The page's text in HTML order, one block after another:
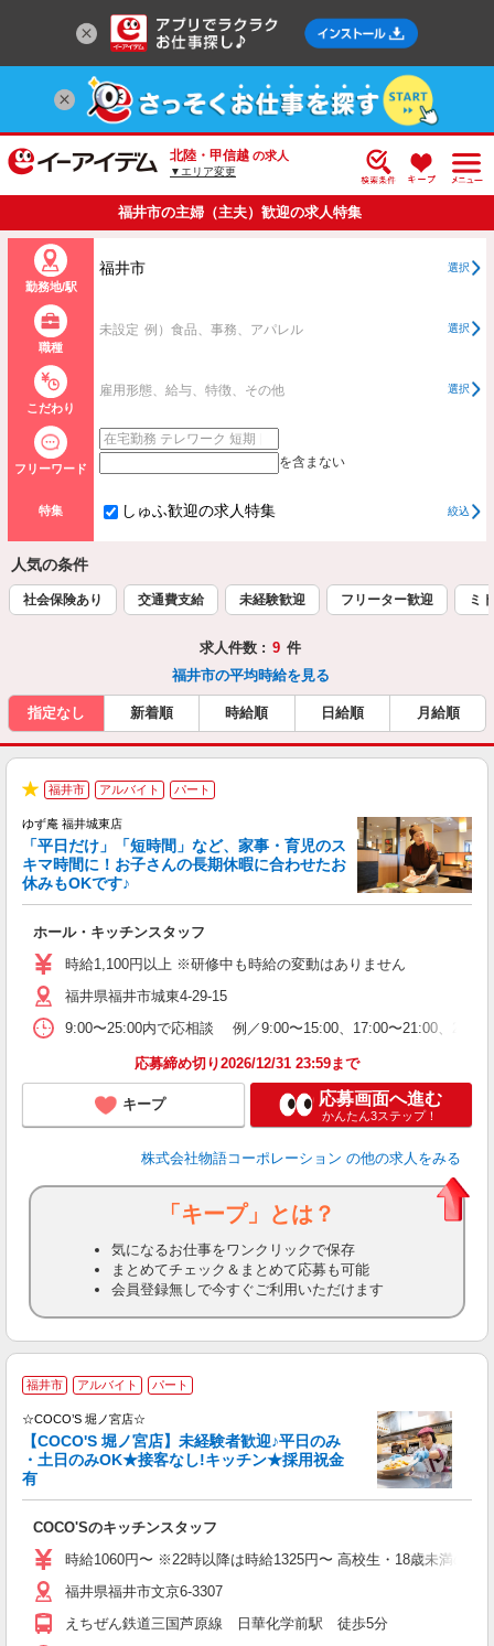
北陸・甲信越 の求人
▼エリア変更
福井市の主婦（主夫）歓迎の求人特集
勤務地/駅
福井市 選択
職種
未設定 例）食品、事務、アパレル 選択
こだわり
雇用形態、給与、特徴、その他 選択
フリーワード を含まない
特集 しゅふ歓迎の求人特集 絞込
人気の条件
社会保険あり 交通費支給 未経験歓迎 フリーター歓迎 ミ
求人件数 : 9 件
福井市の平均時給を見る
指定なし 新着順 時給順 日給順 月給順
福井市 アルバイト パート
ゆず庵 福井城東店
「平日だけ」「短時間」など、家事・育児のス
キマ時間に！お子さんの長期休暇に合わせたお
休みもOKです♪
ホール・キッチンスタッフ
時給1,100円以上 ※研修中も時給の変動はありません
福井県福井市城東4-29-15
9:00〜25:00内で応相談 例／9:00〜15:00、17:00〜21:00、
応募締め切り2026/12/31 23:59まで
キープ 応募画面へ進む
かんたん3ステップ！
株式会社物語コーポレーション の他の求人をみる
「キープ」とは？
気になるお仕事をワンクリックで保存
まとめてチェック＆まとめて応募も可能
会員登録無しで今すぐご利用いただけます
福井市 アルバイト パート
☆COCO’S 堀ノ宮店☆
【COCO'S 堀ノ宮店】未経験者歓迎♪平日のみ
・土日のみOK★接客なし!キッチン★採用祝金
有
COCO'Sのキッチンスタッフ
時給1060円〜 ※22時以降は時給1325円〜 高校生・18歳未満の方
福井県福井市文京6-3307
えちぜん鉄道三国芦原線 日華化学前駅 徒歩5分